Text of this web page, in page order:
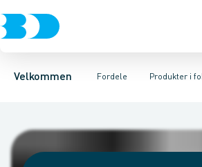
Velkommen Fordele
ProdukterKontaktBæredygtighedBD+
Produkter i
Kampagner og messer24-7 BD app
ProduktdokumenterEgne varemærker
Bosch Home Comforthansgrohe
Badeværelse